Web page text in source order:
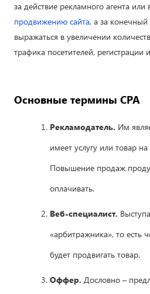
за действие рекламного агента или
продвижению сайта, а за конечный
выражаться в увеличении
трафика посетителей, регистрации
Основные термины СРА
Рекламодатель. Им
имеет услугу или товар
Повышение продаж
оплачивать.
Веб-специалист.
«арбитражника», то есть
будет продвигать товар.
Оффер. Дословно –